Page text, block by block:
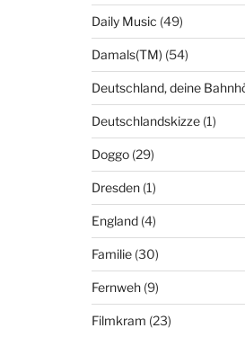
Daily Music (49)
Damals(TM) (54)
Deutschland, deine
Deutschlandskizze(1)
Doggo(29)
Dresden(1)
England(4)
Familie(30)
Fernweh(9)
Filmkram (23)